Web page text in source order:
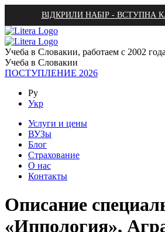
ВІДКРИЛИ НАБІР - ВСТУПНА
Учеба в Словакии, работаем с 2002 года
Учеба в Словакии
ПОСТУПЛЕНИЕ 2026
Ру
Укр
Услуги и цены
ВУЗы
Блог
Страхование
О нас
Контакты
Описание
«Иппология»,